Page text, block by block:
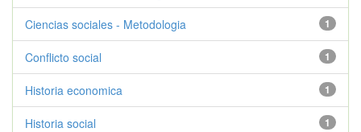
1
Ciencias sociales - Metodologia
1
Conflicto social
1
Historia economica
1
Historia social